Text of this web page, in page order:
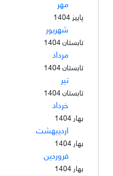
مهر
پاییز 1404
شهریور
تابستان 1404
مرداد
تابستان 1404
تیر
تابستان 1404
خرداد
بهار 1404
اردیبهشت
بهار 1404
فروردین
بهار 1404